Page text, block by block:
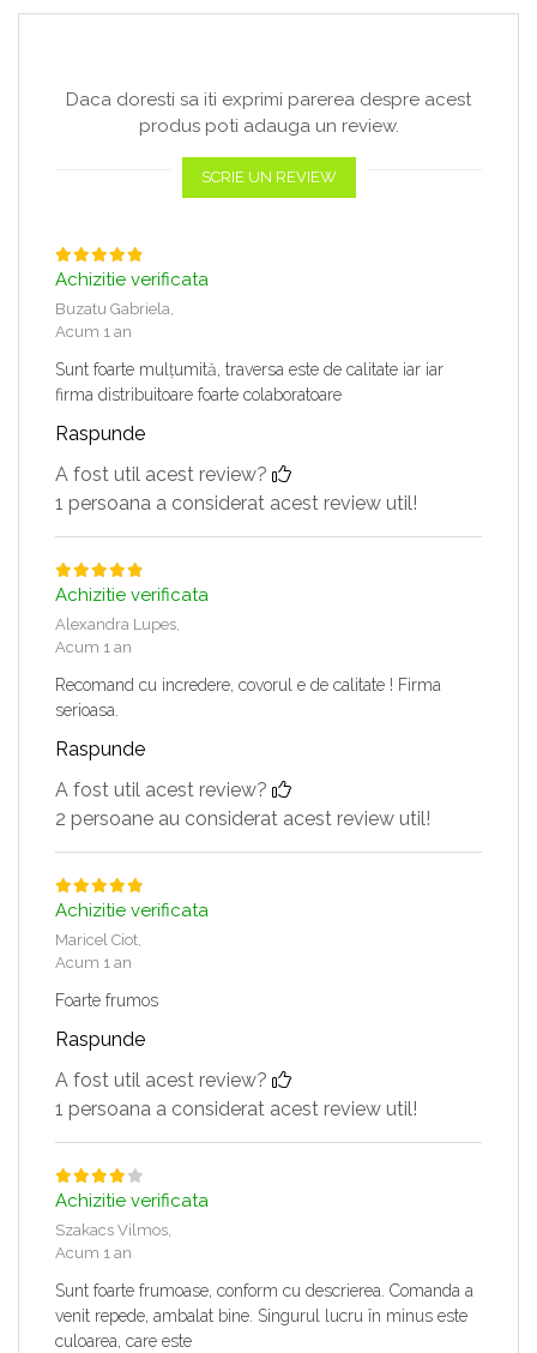
Daca doresti sa iti exprimi parerea despre acest
produs poti adauga un review.
SCRIE UN REVIEW
Achizitie verificata
Buzatu Gabriela,
Acum 1 an
Sunt foarte mulțumită, traversa este de calitate iar iar
firma distribuitoare foarte colaboratoare
Raspunde
A fost util acest review?
1 persoana a considerat acest review util!
Achizitie verificata
Alexandra Lupes,
Acum 1 an
Recomand cu incredere, covorul e de calitate ! Firma
serioasa.
Raspunde
A fost util acest review?
2 persoane au considerat acest review util!
Achizitie verificata
Maricel Ciot,
Acum 1 an
Foarte frumos
Raspunde
A fost util acest review?
1 persoana a considerat acest review util!
Achizitie verificata
Szakacs Vilmos,
Acum 1 an
Sunt foarte frumoase, conform cu descrierea. Comanda a
venit repede, ambalat bine. Singurul lucru în minus este
culoarea, care este